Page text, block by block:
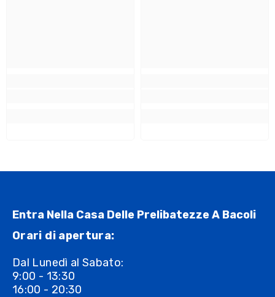
Entra Nella Casa Delle Prelibatezze A Bacoli
Orari di apertura:
Dal Lunedì al Sabato:
9:00 - 13:30
16:00 - 20:30